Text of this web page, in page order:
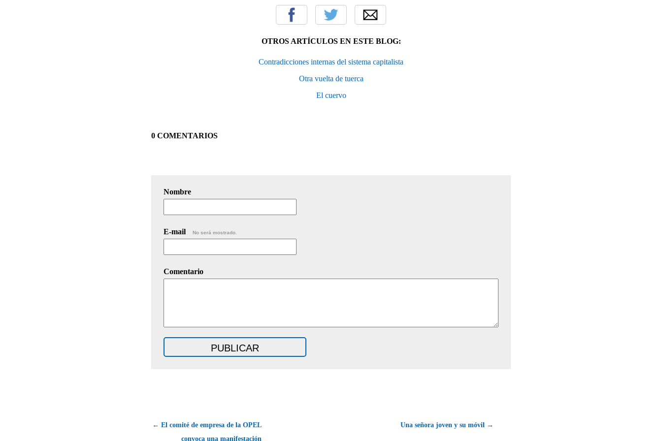
OTROS ARTÍCULOS EN ESTE BLOG:
Contradicciones internas del sistema capitalista
Otra vuelta de tuerca
El cuervo
0 COMENTARIOS
Nombre
E-mail No será mostrado.
Comentario
← El comité de empresa de la OPEL
convoca una manifestación
Una señora joven y su móvil →